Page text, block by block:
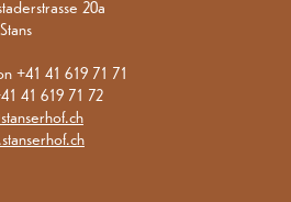
20a
+41 41 619 71 71
41 619 71 72